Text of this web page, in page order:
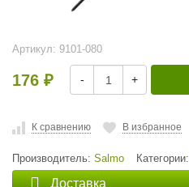
Артикул: 9101-080
176 ₽ - +
К сравнению В избранное
Производитель: Salmo Категории:
Доставка